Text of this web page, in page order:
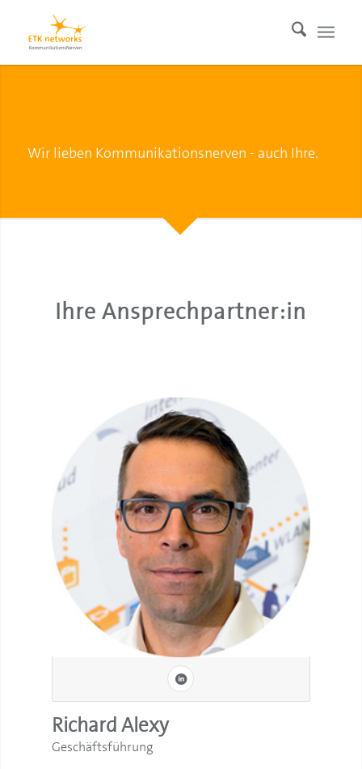
Wir lieben Kommunikationsnerven - auch Ihre.
Ihre Ansprechpartner:in
Richard Alexy
Geschäftsführung